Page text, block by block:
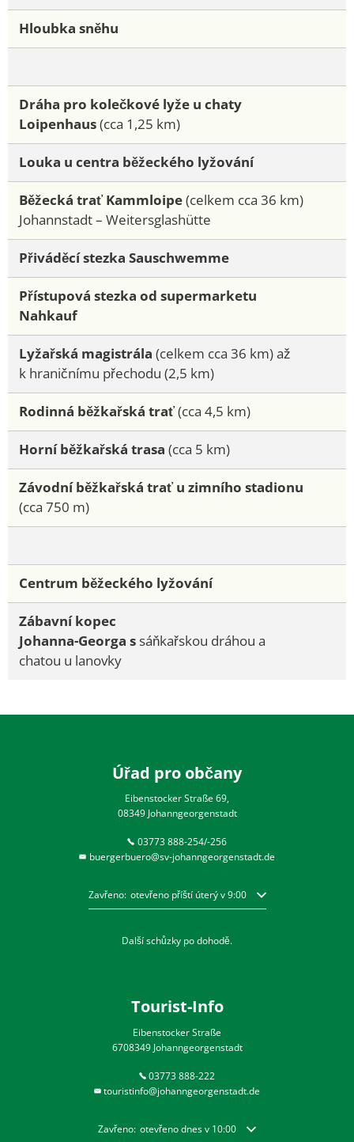
Hloubka sněhu
Dráha pro kolečkové lyže u chaty
Loipenhaus(cca 1,25 km)
Louka u centra běžeckého lyžování
Běžecká trať Kammloipe(celkem cca 36 km)
Johannstadt – Weitersglashütte
Přiváděcí stezka Sauschwemme
Přístupová stezka od supermarketu
Nahkauf
Lyžařská magistrála (celkem cca 36 km) až
k hraničnímu přechodu (2,5 km)
Rodinná běžkařská trať(cca 4,5 km)
Horní běžkařská trasa (cca 5 km)
Závodní běžkařská trať u zimního stadionu
(cca 750 m)
Centrum běžeckého lyžování
Zábavní kopec
Johanna-Georga s sáňkařskou dráhou a
chatou u lanovky
Úřad pro občany
Eibenstocker Straße 69,
08349 Johanngeorgenstadt
03773 888-254/-256
buergerbuero@sv-johanngeorgenstadt.de
Kliknutím skryjete další otevírací nebo zavírací dobu
Zavřeno: otevřeno příští úterý v 9:00
Další schůzky po dohodě.
Tourist-Info
Eibenstocker Straße
6708349 Johanngeorgenstadt
03773 888-222
touristinfo@johanngeorgenstadt.de
Kliknutím skryjete další otevírací nebo zavírací dobu
Zavřeno: otevřeno dnes v 10:00